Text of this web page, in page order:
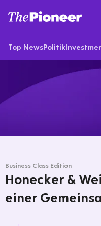
Top NewsPolitik
Business Class Edition
Honecker &
einer